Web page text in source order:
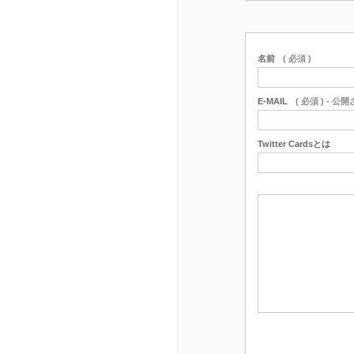
名前 ( 必須 )
E-MAIL ( 必須 ) - 公開
Twitter Cardsとは